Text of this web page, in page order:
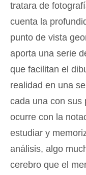
tratara de
cuenta la
punto de vista
aporta una serie
que facilitan el
realidad en una
cada una con sus
ocurre con la
estudiar y
análisis, algo
cerebro que el